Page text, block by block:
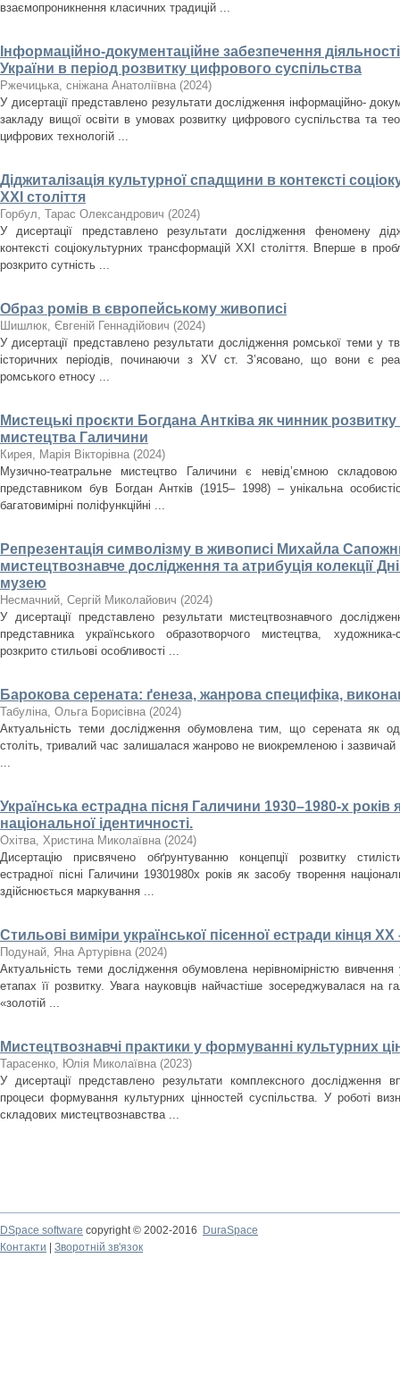
взаємопроникнення класичних традицій ...
Інформаційно-документаційне забезпечення
України в період розвитку цифрового суспільства
Ржечицька, сніжана Анатоліївна (2024)
У дисертації представлено результати дослідження інформаційно-
закладу вищої освіти в умовах розвитку цифрового суспільства та
цифрових технологій ...
Діджиталізація культурної спадщини в контексті
ХХІ століття
Горбул, Тарас Олександрович (2024)
У дисертації представлено результати дослідження феномену
контексті соціокультурних трансформацій ХХІ століття. Вперше в
розкрито сутність ...
Образ ромів в європейському живописі
Шишлюк, Євгеній Геннадійович (2024)
У дисертації представлено результати дослідження ромської теми у
історичних періодів, починаючи з XV ст. З’ясовано, що вони є
ромського етносу ...
Мистецькі проєкти Богдана Антківа як чинник
мистецтва Галичини
Кирея, Марія Вікторівна (2024)
Музично-театральне мистецтво Галичини є невід’ємною
представником був Богдан Антків (1915– 1998) – унікальна
багатовимірні поліфункційні ...
Репрезентація символізму в живописі Михайла
мистецтвознавче дослідження та атрибуція колекції
музею
Несмачний, Сергій Миколайович (2024)
У дисертації представлено результати мистецтвознавчого
представника українського образотворчого мистецтва,
розкрито стильові особливості ...
Барокова серената: ґенеза, жанрова специфіка,
Табуліна, Ольга Борисівна (2024)
Актуальність теми дослідження обумовлена тим, що серената як
століть, тривалий час залишалася жанрово не виокремленою і зазвичай
...
Українська естрадна пісня Галичини 1930–1980-­х років
національної ідентичності.
Охітва, Христина Миколаївна (2024)
Дисертацію присвячено обґрунтуванню концепції розвитку
естрадної пісні Галичини 1930­1980­х років як засобу творення
здійснюється маркування ...
Стильові виміри української пісенної естради кінця ХХ
Подунай, Яна Артурівна (2024)
Актуальність теми дослідження обумовлена нерівномірністю вивчення
етапах її розвитку. Увага науковців найчастіше зосереджувалася на
«золотій ...
Мистецтвознавчі практики у формуванні культурних
Тарасенко, Юлія Миколаївна (2023)
У дисертації представлено результати комплексного дослідження
процеси формування культурних цінностей суспільства. У роботі
складових мистецтвознавства ...
DSpace software copyright © 2002-2016
DuraSpace
Контакти
Зворотній зв'язок